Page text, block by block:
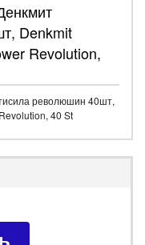
Denkmit
Revolution,
революшин 40шт,
40 St